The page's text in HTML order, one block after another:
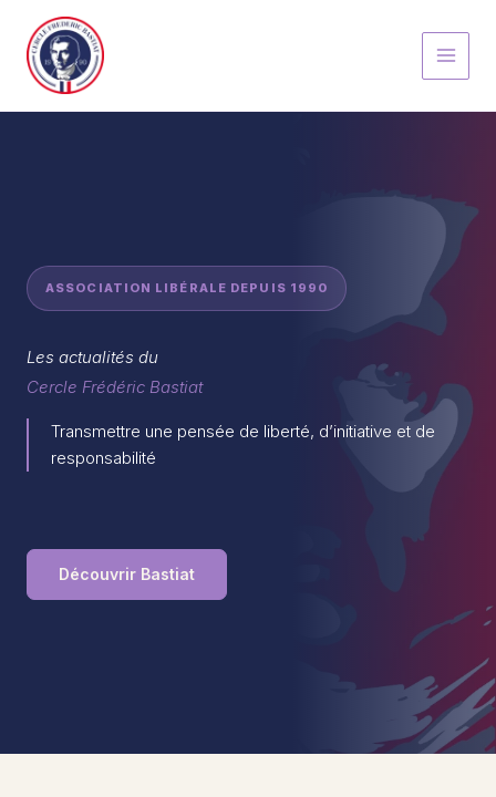
contenu
ASSOCIATION LIBÉRALE DEPUIS 1990
Les actualités du
Cercle Frédéric Bastiat
Transmettre une pensée de liberté, d’initiative et de
responsabilité
Découvrir Bastiat